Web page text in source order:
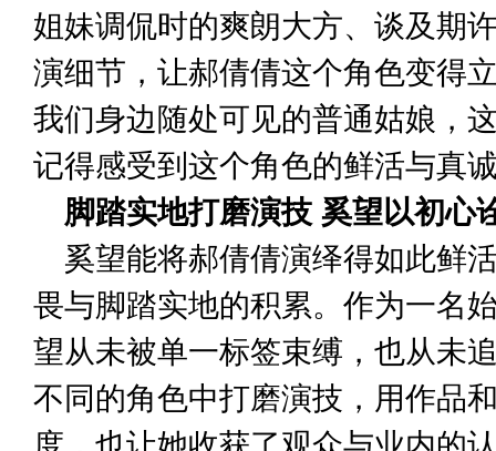
姐妹调侃时的爽朗大方、谈及期
演细节，让郝倩倩这个角色变得
我们身边随处可见的普通姑娘，
记得感受到这个角色的鲜活与真
脚踏实地打磨演技 奚望以初心
奚望能将郝倩倩演绎得如此鲜
畏与脚踏实地的积累。作为一名
望从未被单一标签束缚，也从未
不同的角色中打磨演技，用作品
度，也让她收获了观众与业内的